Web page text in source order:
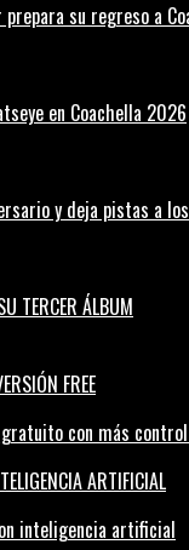
prepara su regreso a
en Coachella 2026
y deja pistas a
TERCER ÁLBUM
con más
inteligencia artificial